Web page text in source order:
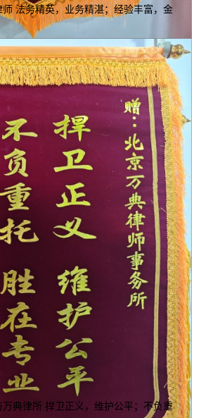
法务精英，业务精湛；经验丰富，金
典律所 捍卫正义，维护公平；不负重